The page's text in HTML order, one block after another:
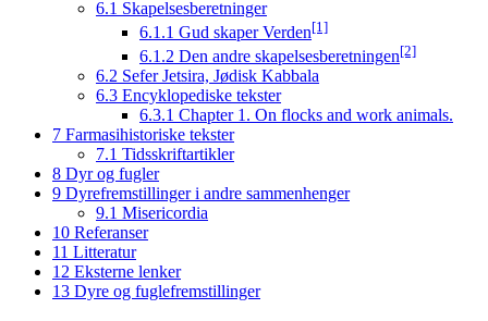
6.1 Skapelsesberetninger
6.1.1 Gud skaper Verden[1]
6.1.2 Den andre skapelsesberetningen[2]
6.2 Sefer Jetsira, Jødisk Kabbala
6.3 Encyklopediske tekster
6.3.1 Chapter 1. On flocks and work animals.
7 Farmasihistoriske tekster
7.1 Tidsskriftartikler
8 Dyr og fugler
9 Dyrefremstillinger i andre sammenhenger
9.1 Misericordia
10 Referanser
11 Litteratur
12 Eksterne lenker
13 Dyre og fuglefremstillinger